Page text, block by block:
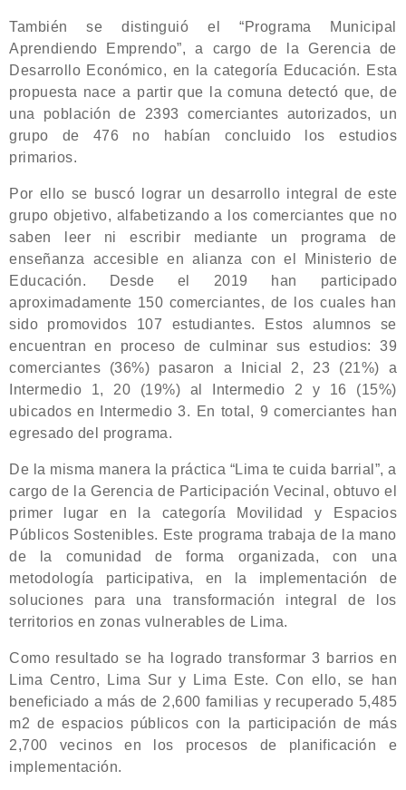
También se distinguió el “Programa Municipal
Aprendiendo Emprendo”, a cargo de la Gerencia de
Desarrollo Económico, en la categoría Educación. Esta
propuesta nace a partir que la comuna detectó que, de
una población de 2393 comerciantes autorizados, un
grupo de 476 no habían concluido los estudios
primarios.
Por ello se buscó lograr un desarrollo integral de este
grupo objetivo, alfabetizando a los comerciantes que no
saben leer ni escribir mediante un programa de
enseñanza accesible en alianza con el Ministerio de
Educación. Desde el 2019 han participado
aproximadamente 150 comerciantes, de los cuales han
sido promovidos 107 estudiantes. Estos alumnos se
encuentran en proceso de culminar sus estudios: 39
comerciantes (36%) pasaron a Inicial 2, 23 (21%) a
Intermedio 1, 20 (19%) al Intermedio 2 y 16 (15%)
ubicados en Intermedio 3. En total, 9 comerciantes han
egresado del programa.
De la misma manera la práctica “Lima te cuida barrial”, a
cargo de la Gerencia de Participación Vecinal, obtuvo el
primer lugar en la categoría Movilidad y Espacios
Públicos Sostenibles. Este programa trabaja de la mano
de la comunidad de forma organizada, con una
metodología participativa, en la implementación de
soluciones para una transformación integral de los
territorios en zonas vulnerables de Lima.
Como resultado se ha logrado transformar 3 barrios en
Lima Centro, Lima Sur y Lima Este. Con ello, se han
beneficiado a más de 2,600 familias y recuperado 5,485
m2 de espacios públicos con la participación de más
2,700 vecinos en los procesos de planificación e
implementación.